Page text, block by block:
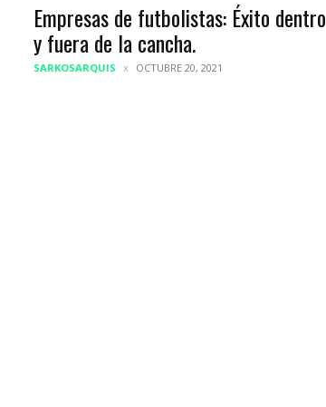
Empresas de futbolistas: Éxito dentro
y fuera de la cancha.
SARKOSARQUIS OCTUBRE 20, 2021